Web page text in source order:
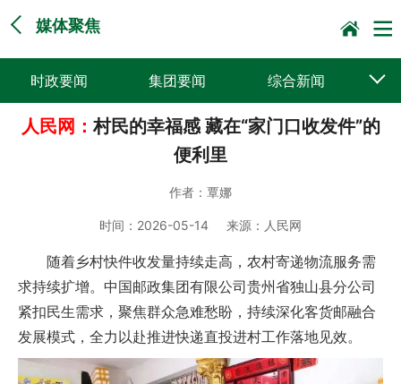
媒体聚焦
时政要闻 集团要闻 综合新闻
媒体聚焦 党建动态 普遍服务
人民网：村民的幸福感 藏在“家门口收发件”的
便利里
作者： 覃娜
时间： 2026-05-14 来源： 人民网
随着乡村快件收发量持续走高，农村寄递物流服务需
求持续扩增。中国邮政集团有限公司贵州省独山县分公司
紧扣民生需求，聚焦群众急难愁盼，持续深化客货邮融合
发展模式，全力以赴推进快递直投进村工作落地见效。